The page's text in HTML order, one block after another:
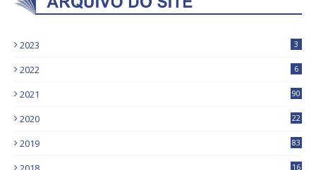
2023 3
2022 6
2021 90
2020
22
2019
83
16